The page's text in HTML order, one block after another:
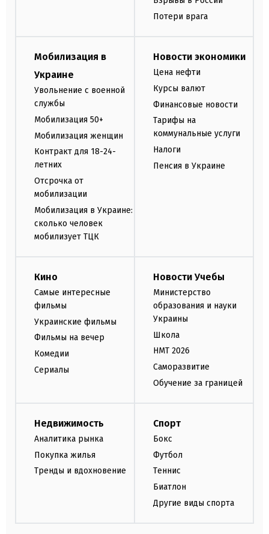
Потери врага
Мобилизация в
Украине
Увольнение с военной
службы
Мобилизация 50+
Мобилизация женщин
Контракт для 18-24-
летних
Отсрочка от
мобилизации
Мобилизация в Украине:
сколько человек
мобилизует ТЦК
Новости экономики
Цена нефти
Курсы валют
Финансовые новости
Тарифы на
коммунальные услуги
Налоги
Пенсия в Украине
Кино
Самые интересные
фильмы
Украинские фильмы
Фильмы на вечер
Комедии
Сериалы
Новости Учебы
Министерство
образования и науки
Украины
Школа
НМТ 2026
Саморазвитие
Обучение за границей
Недвижимость
Аналитика рынка
Покупка жилья
Тренды и вдохновение
Спорт
Бокс
Футбол
Теннис
Биатлон
Другие виды спорта